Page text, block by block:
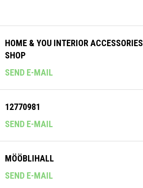
HOME & YOU INTERIOR ACCESSORIES
SHOP
SEND E-MAIL
12770981
SEND E-MAIL
MÖÖBLIHALL
SEND E-MAIL